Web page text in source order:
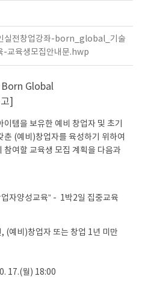
실전창업강좌-born_global_기술
-교육생모집안내문.hwp
Born Global
]
템을 보유한 예비 창업자 및 초기
(예비)창업자를 육성하기 위하여
여할 교육생 모집 계획을 다음과
자양성교육” - 1박2일 집중교육
(예비)창업자 또는 창업 1년 미만
17.(월) 18:00